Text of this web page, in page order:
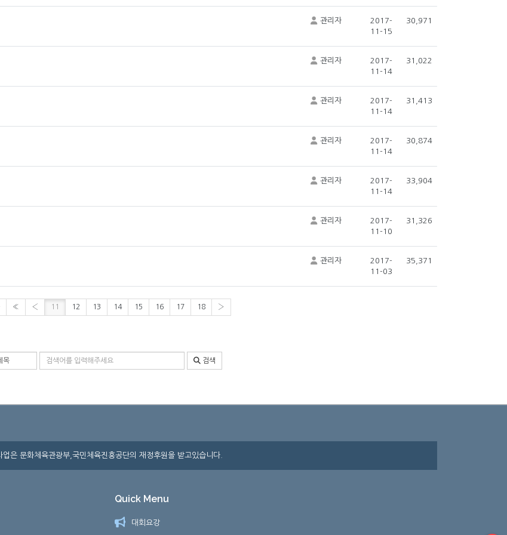
관리자
2017-
11-15
30,971
관리자
2017-
11-14
31,022
관리자
2017-
11-14
31,413
관리자
2017-
11-14
30,874
관리자
2017-
11-14
33,904
관리자
2017-
11-10
31,326
관리자
2017-
11-03
35,371
« ‹ 11 12 13 14 15 16 17 18 ›
조건 검색어 입력
검색
업은 문화체육관광부,국민체육진흥공단의 재정후원을 받고있습니다.
Quick Menu
대회요강